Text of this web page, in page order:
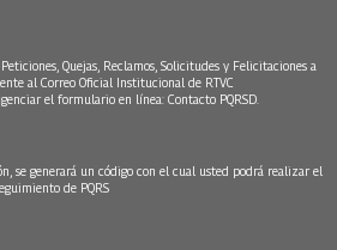
Quejas, Reclamos, Solicitudes y Felicitaciones a
al Correo Oficial Institucional de RTVC
el formulario en línea: Contacto PQRSD.
se generará un código con el cual usted podrá realizar el
de PQRS